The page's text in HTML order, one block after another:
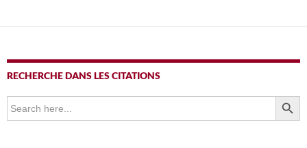
RECHERCHE DANS LES CITATIONS
Search
for:
SEARCH